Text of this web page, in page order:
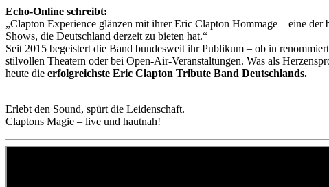
Echo-Online schreibt:
„Clapton Experience glänzen mit ihrer Eric Clapton Hommage – eine der
Shows, die Deutschland derzeit zu bieten hat.“
Seit 2015 begeistert die Band bundesweit ihr Publikum – ob in
stilvollen Theatern oder bei Open-Air-Veranstaltungen. Was als
heute die erfolgreichste Eric Clapton Tribute Band Deutschlands.
Erlebt den Sound, spürt die Leidenschaft.
Claptons Magie – live und hautnah!